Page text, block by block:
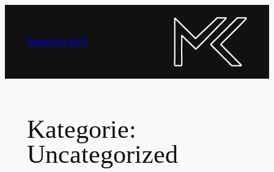
springenMaurizio Keil
Kategorie:
Uncategorized